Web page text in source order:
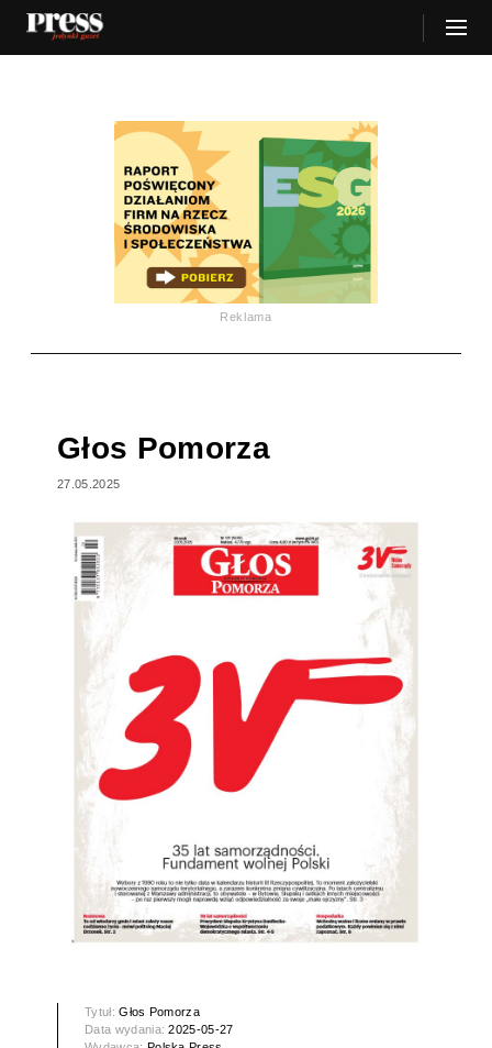
Reklama
Głos Pomorza
27.05.2025
Tytuł:Głos Pomorza
Data wydania:2025-05-27